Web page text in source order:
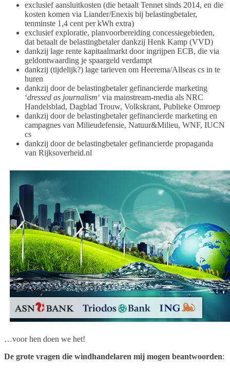
exclusief aansluitkosten (die betaalt Tennet sinds 2014, en die
kosten komen via Liander/Enexis bij belastingbetaler,
tenminste 1,4 cent per kWh extra)
exclusief exploratie, planvoorbereiding concessiegebieden,
dat betaalt de belastingbetaler dankzij Henk Kamp (VVD)
dankzij lage rente kapitaalmarkt door ingrijpen ECB, die via
geldontwaarding je spaargeld verdampt
dankzij (tijdelijk?) lage tarieven om Heerema/Allseas cs in te
huren
dankzij door de belastingbetaler gefinancierde marketing
‘dressed as journalism‘ via mainstream-media als NRC
Handelsblad, Dagblad Trouw, Volkskrant, Publieke Omroep
dankzij door de belastingbetaler gefinancierde marketing en
campagnes van Milieudefensie, Natuur&Milieu, WNF, IUCN
cs
dankzij door de belastingbetaler gefinancierde propaganda
van Rijksoverheid.nl
…voor hen doen we het!
De grote vragen die windhandelaren mij mogen beantwoorden: